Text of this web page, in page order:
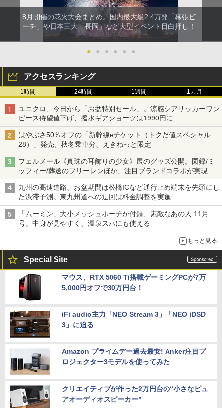
8月開催の花火大会まとめ。国内最大級2.4万発「幕張ビ
ーチ」や日本三大「長岡」など大型イベント目白押し！
● ● ● ● ● ●
アクセスランキング
1時間 24時間 1週間 1カ月
ユニクロ、今日から「お盆特別セール」。涼感シアサッカーワン
ピース待望値下げ、撥水ギアショーツは1990円に
はやぶさ50％オフの「新幹線eチケット（トクだ値スペシャル
28）」発売。秋冬乗車分、えきねっと限定
フェルメール《真珠の耳飾りの少女》展のグッズ公開。図録/ミ
ッフィー/葬送のフリーレンほか、注目ブランドコラボが実現
九州の高速道路、お盆期間は松橋ICなど通行止め端末を先頭にし
た渋滞予測。東九州道への迂回は料金調整を実施
「ムーミン」大小メッシュポーチが付録、素敵なあの人 11月
号。中身が見やすく、温泉スパにも使える
もっと見る
Special Site
マウス、RTX 5060 Ti搭載ゲーミングPCが7万
5,000円オフで30万円台！
iFi audio主力「NEO Stream 3」「NEO iDSD
3」に迫る
Amazon プライムデー過去最安! Anker注目プ
ロジェクター3モデルを使ってみた
クリエイティブが作った2万円台の“小さなピュ
アオーディオスピーカー”